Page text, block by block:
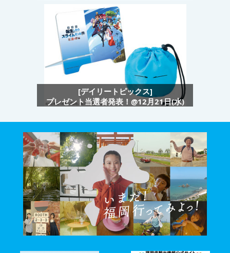
[デイリートピックス]
プレゼント当選者発表！@12月21日(水)